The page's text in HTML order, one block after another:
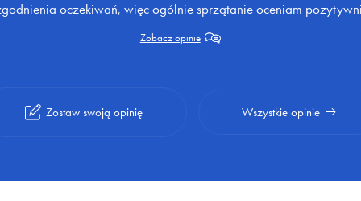
oczekiwań, więc ogólnie sprzątanie oceniam
Zobacz opinie
Zostaw swoją opinię Wszystkie opinie